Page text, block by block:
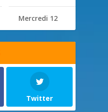
Mercredi 12
Twitter